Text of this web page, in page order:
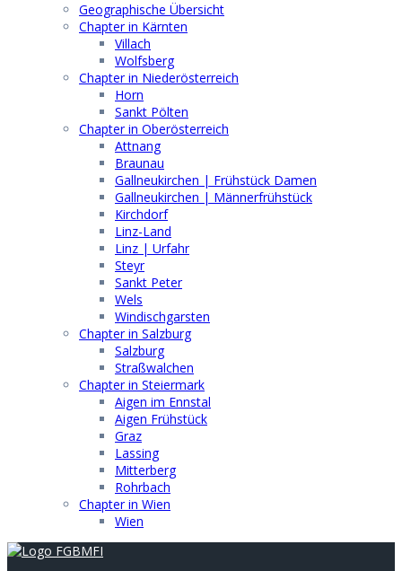
Geographische Übersicht
Chapter in Kärnten
Villach
Wolfsberg
Chapter in Niederösterreich
Horn
Sankt Pölten
Chapter in Oberösterreich
Attnang
Braunau
Gallneukirchen | Frühstück Damen
Gallneukirchen | Männerfrühstück
Kirchdorf
Linz-Land
Linz | Urfahr
Steyr
Sankt Peter
Wels
Windischgarsten
Chapter in Salzburg
Salzburg
Straßwalchen
Chapter in Steiermark
Aigen im Ennstal
Aigen Frühstück
Graz
Lassing
Mitterberg
Rohrbach
Chapter in Wien
Wien